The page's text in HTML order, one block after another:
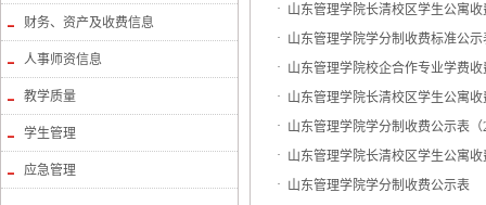
财务、资产及收费信息
人事师资信息
教学质量
学生管理
应急管理
· 山东管理学院长清校区学生公寓收
· 山东管理学院学分制收费标准公示
· 山东管理学院校企合作专业学费
· 山东管理学院长清校区学生公寓收
· 山东管理学院学分制收费公示表（
· 山东管理学院长清校区学生公寓
· 山东管理学院学分制收费公示表